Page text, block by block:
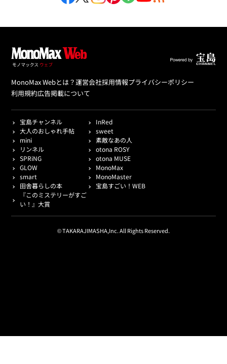
MonoMax Webとは？運営会社採用情報プライバシーポリシー
利用規約広告掲載について
宝島チャンネル
InRed
大人のおしゃれ手帖
sweet
mini
素敵なあの人
リンネル
otona ROSY
SPRiNG
otona MUSE
GLOW
MonoMax
smart
MonoMaster
田舎暮らしの本
宝島すごい！WEB
『このミステリーがすご
い！』大賞
© TAKARAJIMASHA,Inc. All Rights Reserved.